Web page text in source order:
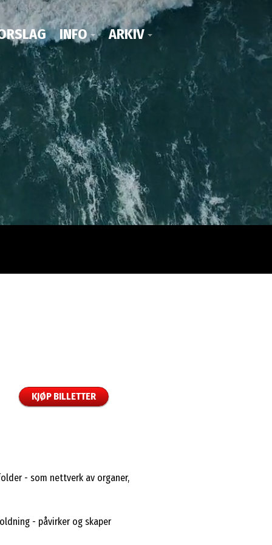
INFO ARKIV
KJØP BILLETTER
- som nettverk av organer,
- påvirker og skaper